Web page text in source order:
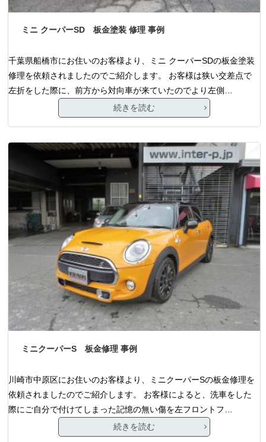
ミニ クーパーSD 板金塗装 修理 事例
千葉県船橋市にお住いのお客様より、ミニ クーパーSDの板金塗装
修理を依頼されましたのでご紹介します。 お客様は狭い交差点で
左折をした際に、前方から対向車が来ていたのでより左側…
続きを読む
ミニクーパーS 板金修理 事例
川崎市中原区にお住いのお客様より、ミニクーパーSの板金修理を
依頼されましたのでご紹介します。 お客様によると、洗車をした
際にご自分で付けてしまった記憶の無い傷を左フロントフ…
続きを読む